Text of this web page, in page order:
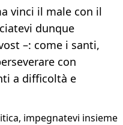
vinci il male con il
dunque
–: come i santi,
con
a difficoltà e
impegnatevi insieme